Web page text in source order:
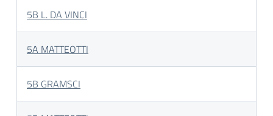
5B L. DA VINCI
5A MATTEOTTI
5B GRAMSCI